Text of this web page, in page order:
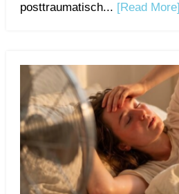
posttraumatisch... [Read More]